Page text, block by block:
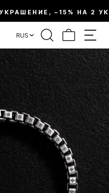
–15% НА 2
RUS